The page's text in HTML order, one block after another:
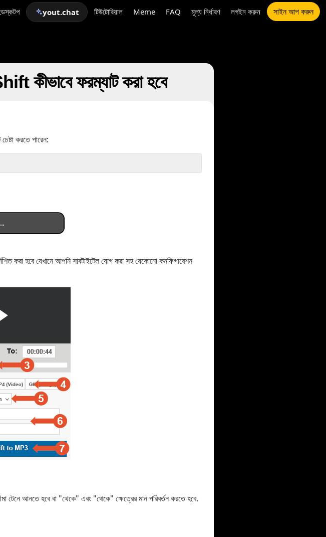
yout.chat টিউটোরিয়াল Meme FAQ মূল্য নির্ধারণ লগইন করুন সাইন আপ করুন
ফরম্যাট করা হবে
করতে পারেন:
করা হবে যেখানে আপনি সাবটাইটেল যোগ করা সহ যেকোনো কনফিগারেশন
আনতে হবে বা "থেকে" এবং "থেকে" ক্ষেত্রের মান পরিবর্তন করতে হবে.